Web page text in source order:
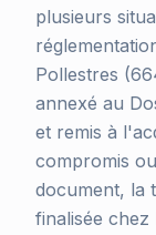
plusieurs
Pollestres
annexé au
et remis à
compromis
document, la
finalisée